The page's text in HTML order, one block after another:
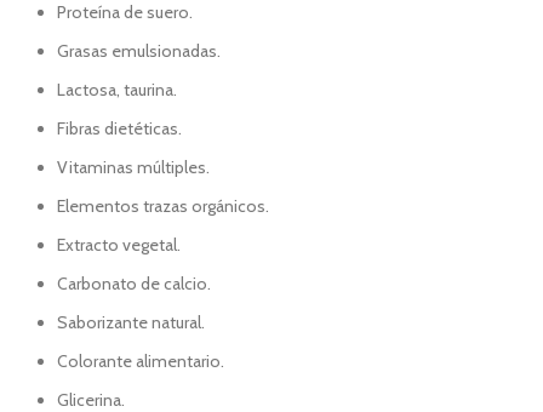
Proteína de suero.
Grasas emulsionadas.
Lactosa, taurina.
Fibras dietéticas.
Vitaminas múltiples.
Elementos trazas orgánicos.
Extracto vegetal.
Carbonato de calcio.
Saborizante natural.
Colorante alimentario.
Glicerina.